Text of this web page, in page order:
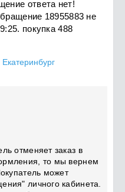
ответа нет!
18955883 не
покупка 488
Екатеринбург
отменяет заказ в
то мы вернем
может
личного кабинета.